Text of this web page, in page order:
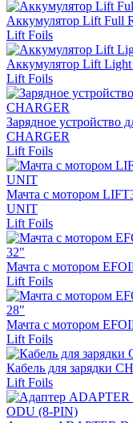
Аккумулятор Lift Full
Lift Foils
Аккумулятор Lift Light
Lift Foils
Зарядное устройство
CHARGER
Lift Foils
Мачта с мотором
UNIT
Lift Foils
Мачта с мотором
Lift Foils
Мачта с мотором
Lift Foils
Кабель для зарядки
Lift Foils